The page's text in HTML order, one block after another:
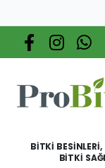
BITKI BESINLERI,
BITKI